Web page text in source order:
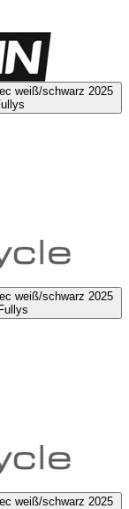
weiß/schwarz 2025
weiß/schwarz 2025
weiß/schwarz 2025